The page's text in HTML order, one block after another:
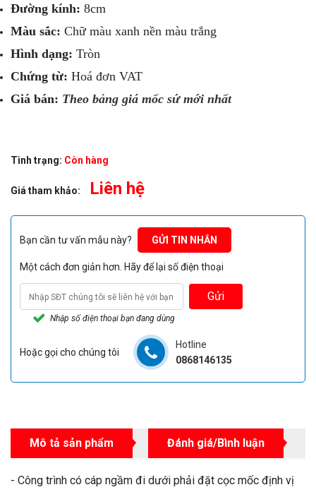
Đường kính: 8cm
Màu sắc: Chữ màu xanh nền màu trắng
Hình dạng: Tròn
Chứng từ: Hoá đơn VAT
Giá bán: Theo bảng giá mốc sứ mới nhất
Tình trạng: Còn hàng
Giá tham khảo: Liên hệ
Bạn cần tư vấn mẫu này? GỬI TIN NHẮN
Một cách đơn giản hơn. Hãy để lại số điện thoại
Gửi
Nhập số điện thoại bạn đang dùng
Hoặc gọi cho chúng tôi
Hotline
0868146135
Mô tả sản phẩm Đánh giá/Bình luận
- Công trình có cáp ngầm đi dưới phải đặt cọc mốc định vị